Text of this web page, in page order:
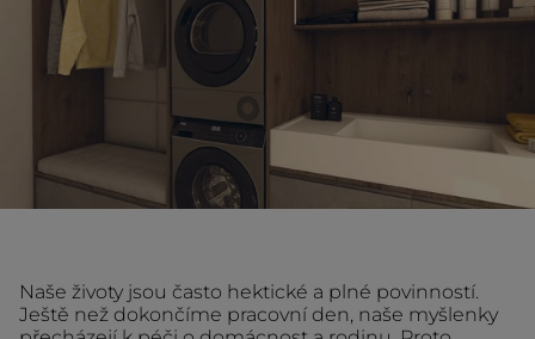
Naše životy jsou často hektické a plné povinností.
Ještě než dokončíme pracovní den, naše myšlenky